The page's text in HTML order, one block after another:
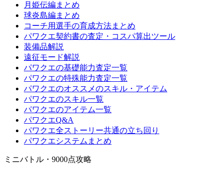
月姫伝編まとめ
球炎島編まとめ
コーチ用選手の育成方法まとめ
パワクエ契約書の査定・コスパ算出ツール
装備品解説
遠征モード解説
パワクエの基礎能力査定一覧
パワクエの特殊能力査定一覧
パワクエのオススメのスキル・アイテム
パワクエのスキル一覧
パワクエのアイテム一覧
パワクエQ&A
パワクエ全ストーリー共通の立ち回り
パワクエシステムまとめ
ミニバトル・9000点攻略